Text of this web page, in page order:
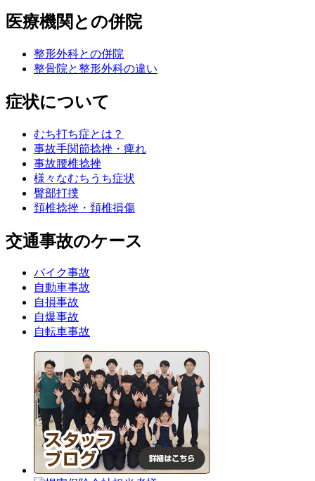
医療機関との併院
整形外科との併院
整骨院と整形外科の違い
症状について
むち打ち症とは？
事故手関節捻挫・痺れ
事故腰椎捻挫
様々なむちうち症状
臀部打撲
頚椎捻挫・頚椎損傷
交通事故のケース
バイク事故
自動車事故
自損事故
自爆事故
自転車事故